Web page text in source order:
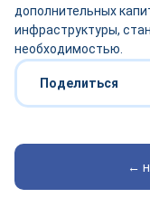
дополнительных
инфраструктуры,
необходимостью.
Поделиться
←